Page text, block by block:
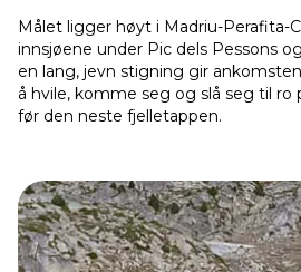
Målet ligger høyt i Madriu-Perafita-
innsjøene under Pic dels Pessons
en lang, jevn stigning gir
å hvile, komme seg og slå seg til
før den neste fjelletappen.